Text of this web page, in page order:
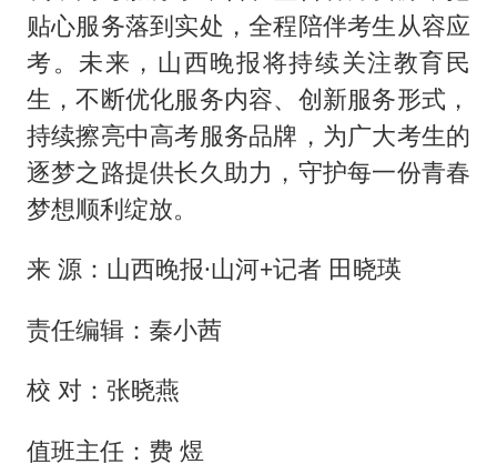
贴心服务落到实处，全程陪伴考生从容应
考。未来，山西晚报将持续关注教育民
生，不断优化服务内容、创新服务形式，
持续擦亮中高考服务品牌，为广大考生的
逐梦之路提供长久助力，守护每一份青春
梦想顺利绽放。
来 源：山西晚报·山河+记者 田晓瑛
责任编辑：秦小茜
校 对：张晓燕
值班主任：费 煜